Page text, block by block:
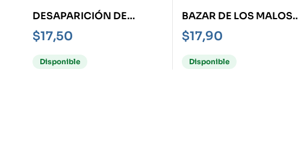
DESAPARICIÓN DE
STEPHANIE MAILER, LA
$17,50
Disponible
BAZAR DE LOS MALOS
SUEÑOS, EL
$17,90
Disponible